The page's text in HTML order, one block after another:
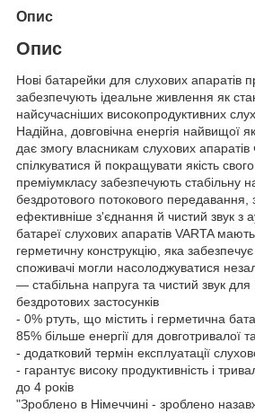
Опис
Опис
Нові батарейки для слухових апаратів
забезпечують ідеальне живлення як
найсучасніших високопродуктивних
Надійна, довговічна енергія найвищої
дає змогу власникам слухових апаратів
спілкуватися й покращувати якість
преміумкласу забезпечують стабільну
бездротового потокового передавання,
ефективніше з'єднання й чистий звук з
батареї слухових апаратів VARTA
герметичну конструкцію, яка
споживачі могли насолоджуватися
— стабільна напруга та чистий звук
бездротових застосунків
- 0% ртуть, що містить і герметична
85% більше енергії для довготривалої
- додатковий термін експлуатації
- гарантує високу продуктивність і
до 4 років
"Зроблено в Німеччині - зроблено